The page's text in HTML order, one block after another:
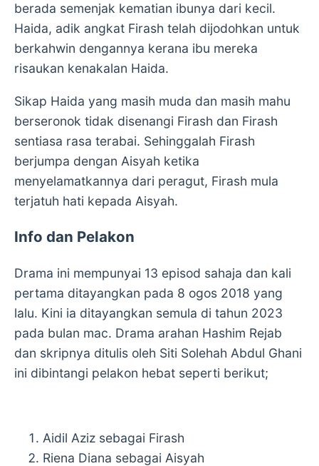
berada semenjak kematian ibunya dari kecil.
Haida, adik angkat Firash telah dijodohkan untuk
berkahwin dengannya kerana ibu mereka
risaukan kenakalan Haida.
Sikap Haida yang masih muda dan masih mahu
berseronok tidak disenangi Firash dan Firash
sentiasa rasa terabai. Sehinggalah Firash
berjumpa dengan Aisyah ketika
menyelamatkannya dari peragut, Firash mula
terjatuh hati kepada Aisyah.
Info dan Pelakon
Drama ini mempunyai 13 episod sahaja dan kali
pertama ditayangkan pada 8 ogos 2018 yang
lalu. Kini ia ditayangkan semula di tahun 2023
pada bulan mac. Drama arahan Hashim Rejab
dan skripnya ditulis oleh Siti Solehah Abdul Ghani
ini dibintangi pelakon hebat seperti berikut;
Aidil Aziz sebagai Firash
Riena Diana sebagai Aisyah